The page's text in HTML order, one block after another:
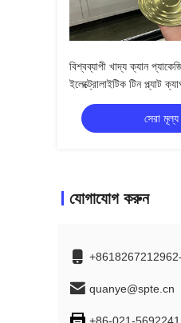
বিশ্বব্যাপী খাদ্য ক্যান
ইলেক্ট্রোলাইটিক টিন প্ল্যাট
সেরা মূল্য
যোগাযোগ করুন
quanye@spte.cn